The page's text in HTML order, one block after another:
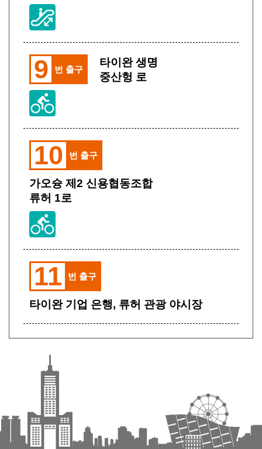
9 번 출구
타이완 생명
중산헝 로
10 번 출구
가오슝 제2 신용협동조합
류허 1로
11 번 출구
타이완 기업 은행, 류허 관광 야시장